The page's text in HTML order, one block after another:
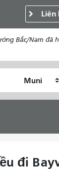
Liên
Bắc/Nam
đi